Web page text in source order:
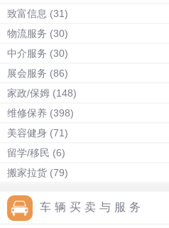
致富信息 (31)
物流服务 (30)
中介服务 (30)
展会服务 (86)
家政/保姆 (148)
维修保养 (398)
美容健身 (71)
留学/移民 (6)
搬家拉货 (79)
车辆买卖与服务